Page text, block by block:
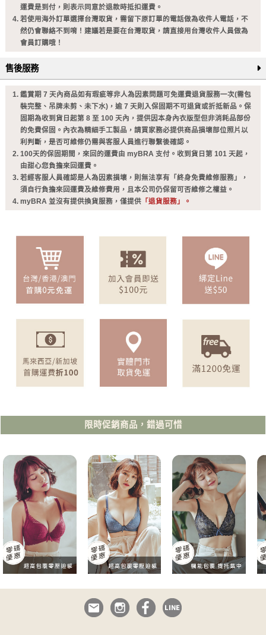
運費是到付，則表示同意於退款時抵扣運費。
若使用海外訂單選擇台灣取貨，需留下原訂單的電話做為收件人電話，不
然仍會聯絡不到唷！建議若是要在台灣取貨，請直接用台灣收件人員做為
會員訂購哦！
售後服務
鑑賞期 7 天內商品如有瑕疵等非人為因素問題可免運費退貨服務一次(需包
裝完整、吊牌未剪、未下水)，逾 7 天則入保固期不可退貨或折抵新品。保
固期為收到貨日起第 8 至 100 天內，提供因本身內衣版型但非消耗品部份
的免費保固。內衣為精細手工製品，請買家務必提供商品損壞部位照片以
利判斷，是否可維修仍需與客服人員進行聯繫後確認。
100天的保固期間，來回的運費由 myBRA 支付。收到貨日第 101 天起，
由甜心您負擔來回運費。
若經客服人員確認是人為因素損壞，則無法享有「終身免費維修服務」，
須自行負擔來回運費及維修費用，且本公司仍保留可否維修之權益。
myBRA 並沒有提供換貨服務，僅提供「退貨服務」。
限時促銷商品，錯過可惜